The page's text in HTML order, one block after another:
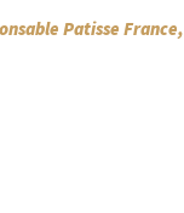
Patisse France,